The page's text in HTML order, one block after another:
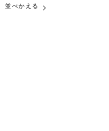
並べかえる